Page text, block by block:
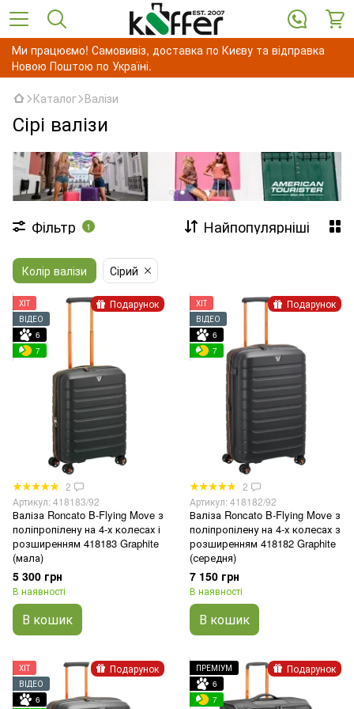
Ми працюємо! Самовивіз, доставка по Києву та відправка
Новою Поштою по Україні.
Каталог Валізи
Сірі валізи
Фільтр 1 Найпопулярніші
Колір валізи Сірий
Подарунок
ХІТ
ВІДЕО
6
7
2
Артикул: 418183/92
Валіза Roncato B-Flying Move з
поліпропілену на 4-х колесах і
розширенням 418183 Graphite
(мала)
5 300 грн
В наявності
В кошик
Подарунок
ХІТ
ВІДЕО
6
7
2
Артикул: 418182/92
Валіза Roncato B-Flying Move з
поліпропілену на 4-х колесах з
розширенням 418182 Graphite
(середня)
7 150 грн
В наявності
В кошик
Подарунок
ХІТ
ВІДЕО
6
Подарунок
ПРЕМІУМ
6
7